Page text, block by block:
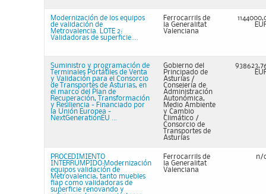
Modernización de los equipos
de validación de
Metrovalencia. LOTE 2:
Validadoras de superficie....
Ferrocarrils de
la Generalitat
Valenciana
Suministro y programación de
Terminales Portátiles de Venta
y Validación para el Consorcio
de Transportes de Asturias, en
el marco del Plan de
Recuperación, Transformación
y Resiliencia - Financiado por
la Unión Europea -
NextGenerationEU ...
Gobierno del
Principado de
Asturias /
Consejería de
Administración
Autonómica,
Medio Ambiente
y Cambio
Climático /
Consorcio de
Transportes de
Asturias
PROCEDIMIENTO
INTERRUMPIDO:Modernización
equipos validación de
Metrovalencia, tanto muebles
flap como validadoras de
superficie renovando y
Ferrocarrils de
la Generalitat
Valenciana
n/